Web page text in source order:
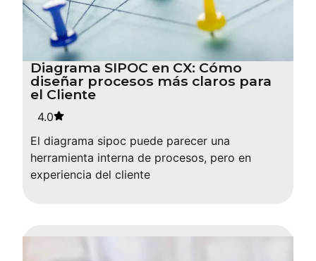
Diagrama SIPOC en CX: Cómo
diseñar procesos más claros para
el Cliente
4.0
El diagrama sipoc puede parecer una
herramienta interna de procesos, pero en
experiencia del cliente